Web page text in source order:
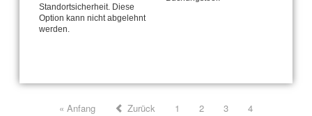
Ob Sie das Leben genießen können, ist eine Frage der
« Anfang Zurück 1 2 3 4
Standortsicherheit. Diese
Option kann nicht abgelehnt
werden.